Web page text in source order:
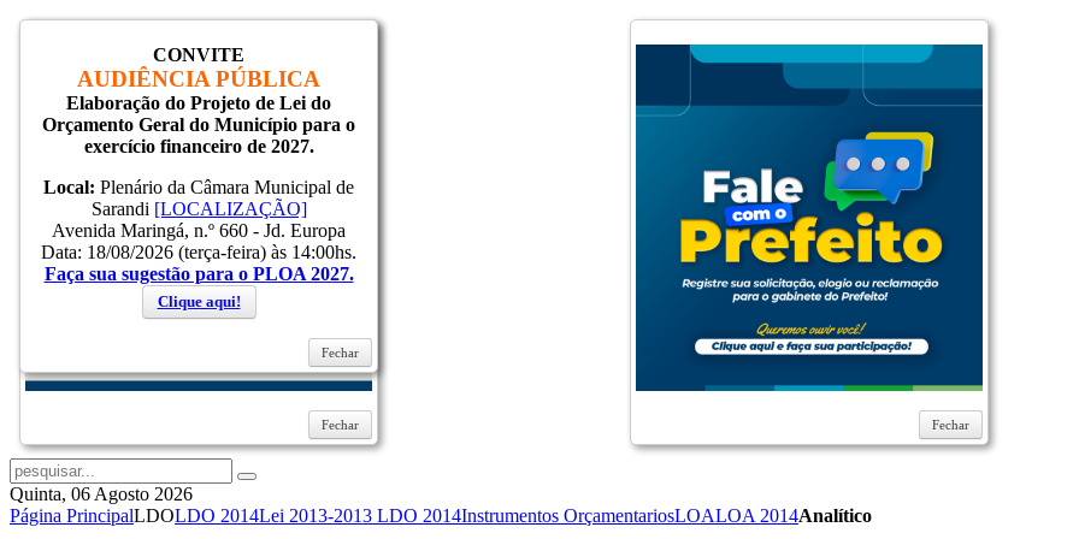
Inicial
Notícias
Serviços
Secretarias
Cidade
Ouvidoria
WebMail
...
Ajuda
Login
Entrar
Quinta, 06 Agosto 2026
Página PrincipalLDOLDO 2014Lei 2013-2013 LDO 2014Instrumentos OrçamentariosLOALOA 2014Analítico
Fechar
CONVITE
AUDIÊNCIA PÚBLICA
Elaboração do Projeto de Lei do
Orçamento Geral do Município para o
exercício financeiro de 2027.
Local: Plenário da Câmara Municipal de
Sarandi [LOCALIZAÇÃO]
Avenida Maringá, n.º 660 - Jd. Europa
Data: 18/08/2026 (terça-feira) às 14:00hs.
Faça sua sugestão para o PLOA 2027.
Clique aqui!
Fechar
Fechar